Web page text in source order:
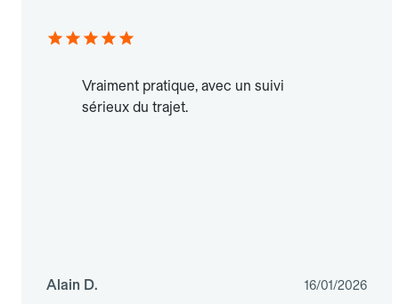
Vraiment pratique, avec un suivi
sérieux du trajet.
Alain D. 16/01/2026